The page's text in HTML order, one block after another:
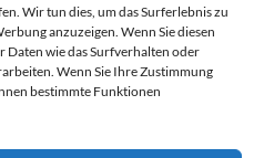
Wir tun dies, um das Surferlebnis zu
anzuzeigen. Wenn Sie diesen
Daten wie das Surfverhalten oder
Wenn Sie Ihre Zustimmung
bestimmte Funktionen